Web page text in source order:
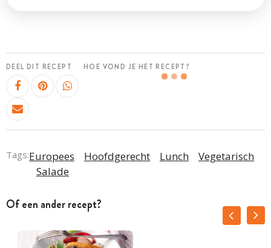
DEEL DIT RECEPT HOE VOND JE HET RECEPT?
Tags:Europees Hoofdgerecht Lunch
Vegetarisch
Salade
Of een ander recept?